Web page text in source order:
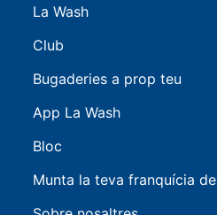
La Wash
Club
Bugaderies a prop teu
App La Wash
Bloc
Munta la teva franquícia